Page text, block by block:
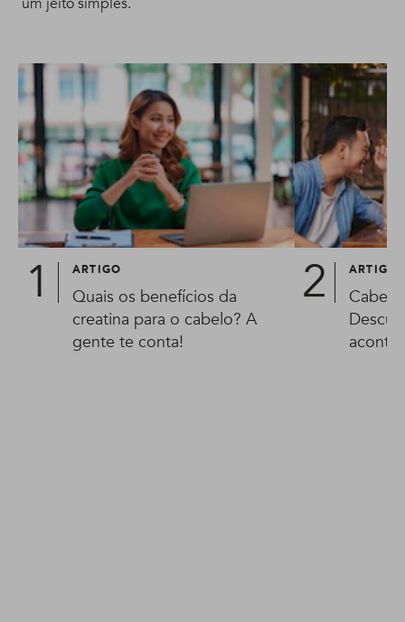
ARTIGO
Quais os benefícios da
creatina para o cabelo? A
gente te conta!
ARTIGO